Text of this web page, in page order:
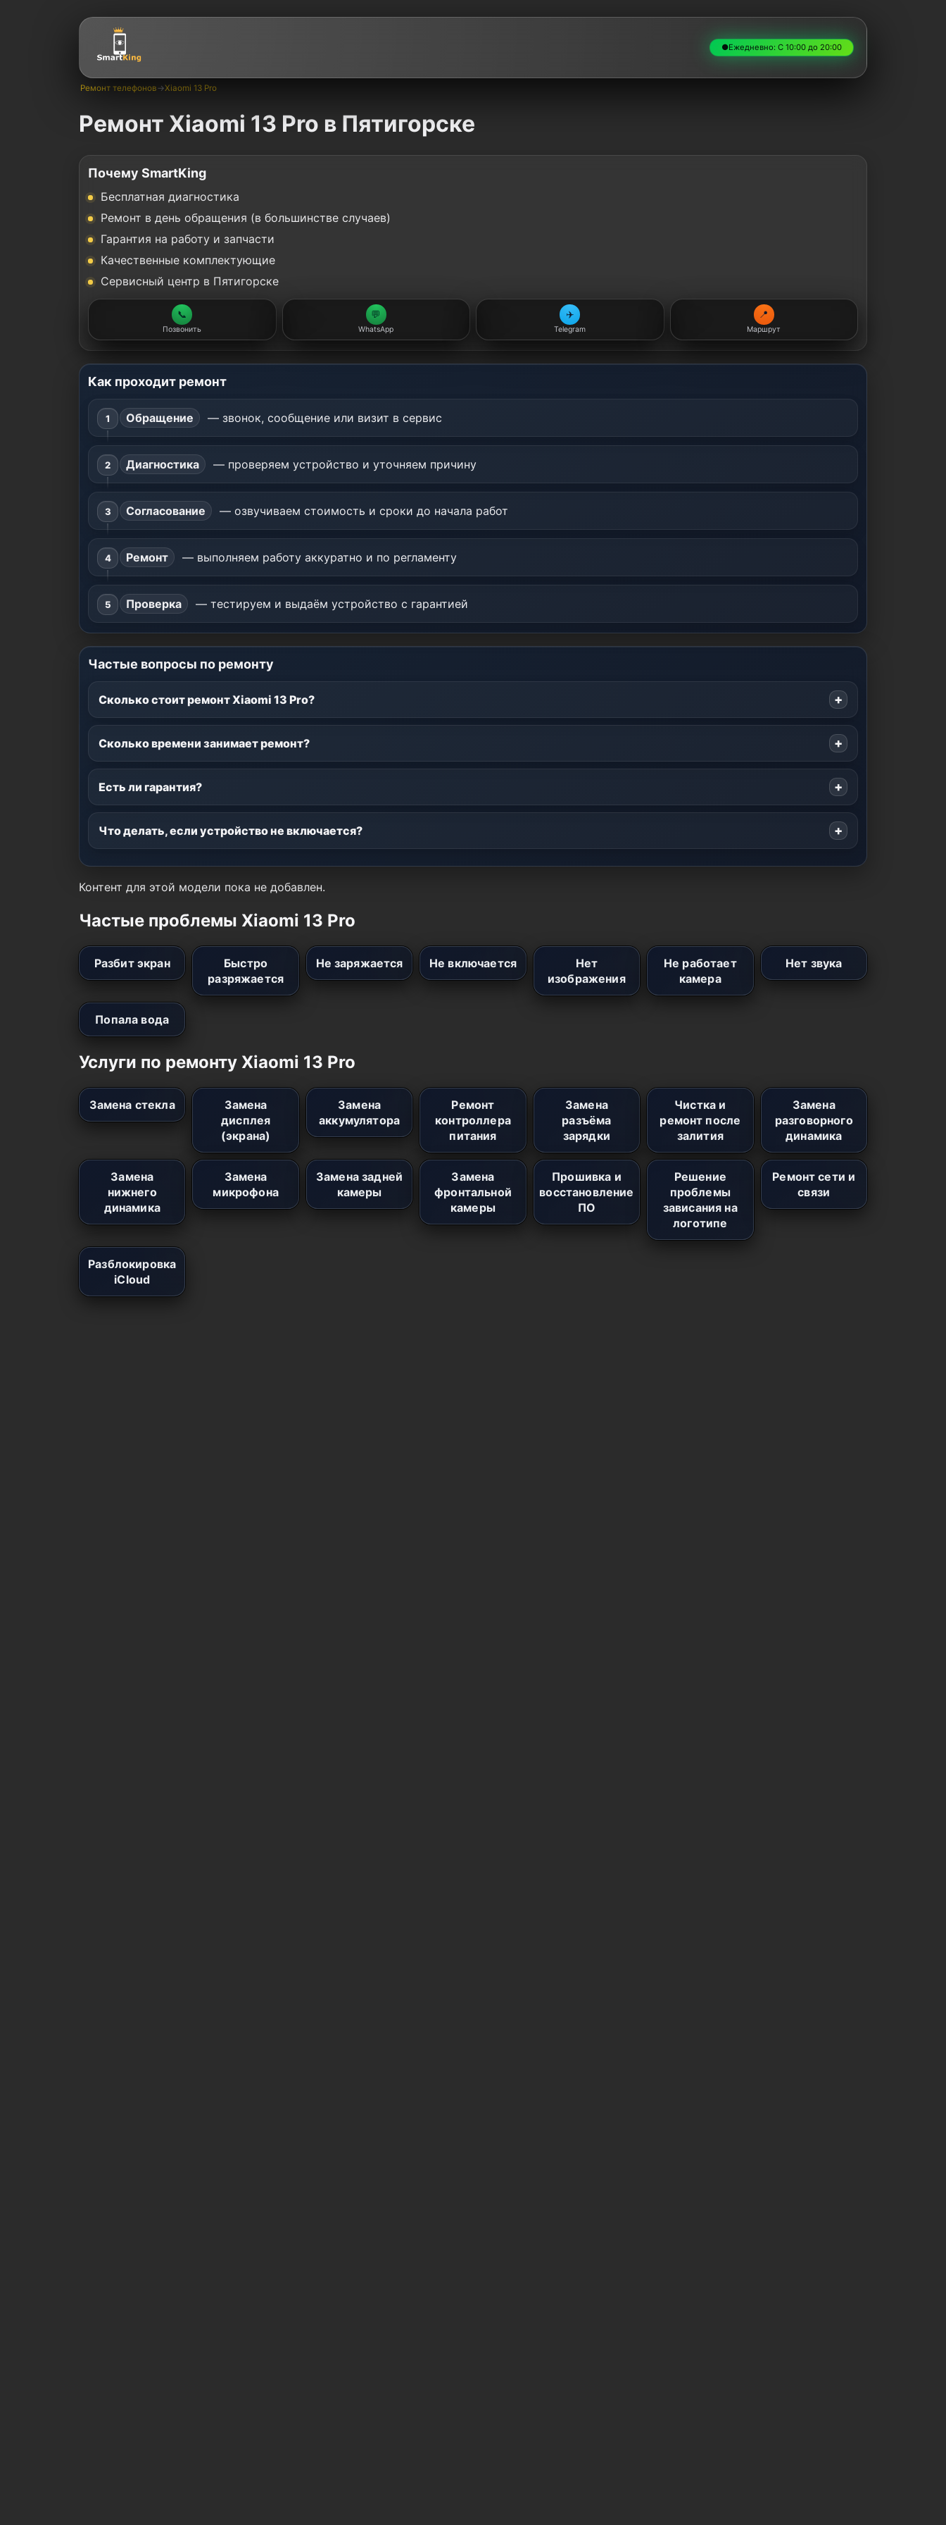
●Ежедневно: С 10:00 до 20:00
Ремонт телефонов→Xiaomi 13 Pro
Ремонт Xiaomi 13 Pro в Пятигорске
Почему SmartKing
Бесплатная диагностика
Ремонт в день обращения (в большинстве случаев)
Гарантия на работу и запчасти
Качественные комплектующие
Сервисный центр в Пятигорске
📞
Позвонить
💬
WhatsApp
✈️
Telegram
📍
Маршрут
Как проходит ремонт
Обращение — звонок, сообщение или визит в сервис
Диагностика — проверяем устройство и уточняем причину
Согласование — озвучиваем стоимость и сроки до начала работ
Ремонт — выполняем работу аккуратно и по регламенту
Проверка — тестируем и выдаём устройство с гарантией
Частые вопросы по ремонту
Сколько стоит ремонт Xiaomi 13 Pro?
Сколько времени занимает ремонт?
Есть ли гарантия?
Что делать, если устройство не включается?
Контент для этой модели пока не добавлен.
Частые проблемы Xiaomi 13 Pro
Разбит экран
Быстро
разряжается
Не заряжается Не включается
Нет
изображения
Не работает
камера
Нет звука
Попала вода
Услуги по ремонту Xiaomi 13 Pro
Замена стекла
Замена
дисплея
(экрана)
Замена
аккумулятора
Ремонт
контроллера
питания
Замена
разъёма
зарядки
Чистка и
ремонт после
залития
Замена
разговорного
динамика
Замена
нижнего
динамика
Замена
микрофона
Замена задней
камеры
Замена
фронтальной
камеры
Прошивка и
восстановление
ПО
Решение
проблемы
зависания на
логотипе
Ремонт сети и
связи
Разблокировка
iCloud